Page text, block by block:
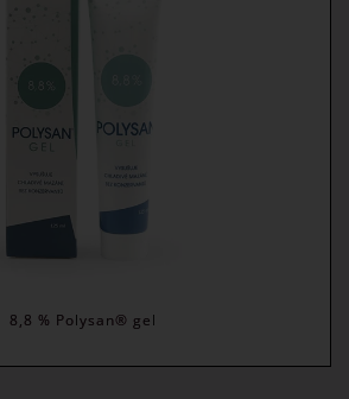
8,8 % Polysan® gel